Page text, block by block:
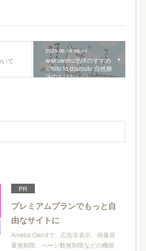
て
2025.06.14 06:19
wakuwaku地球のすすめ
♡hito to doubutu 自然療
法のおはなし♡
PR
プレミアムプランでもっと自
由なサイトに
Ameba Owndで、広告非表示、画像容
量無制限、ページ数無制限などの機能